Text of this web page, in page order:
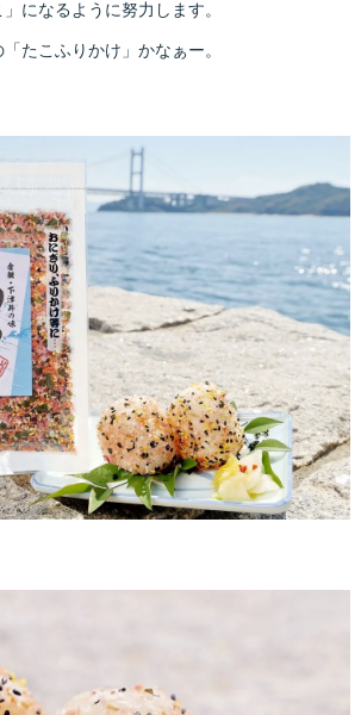
になるように努力します。
たこふりかけ」かなぁー。